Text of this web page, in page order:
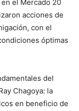
el Mercado 20
acciones de
con el
óptimas
del
Chagoya: la
en beneficio de